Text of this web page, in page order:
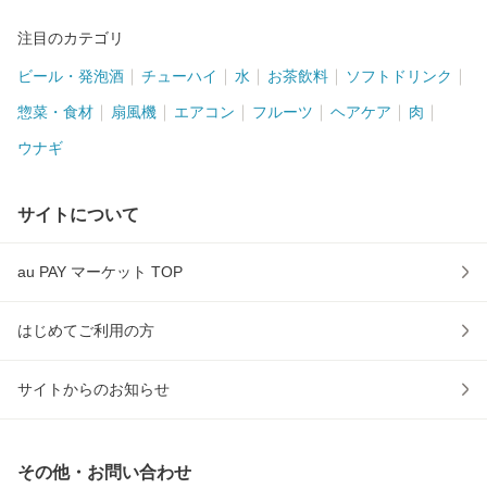
注目のカテゴリ
ビール・発泡酒 チューハイ 水 お茶飲料 ソフトドリンク
惣菜・食材 扇風機 エアコン フルーツ ヘアケア 肉
ウナギ
サイトについて
au PAY マーケット TOP
はじめてご利用の方
サイトからのお知らせ
その他・お問い合わせ